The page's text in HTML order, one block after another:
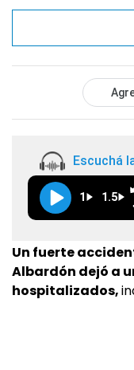
Escuchá
1 1.5
Un fuerte
Albardón dejó a
hospitalizados,